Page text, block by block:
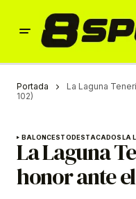
Portada
La Laguna
102)
BALONCESTODESTACADOSLA
La Laguna
honor ante